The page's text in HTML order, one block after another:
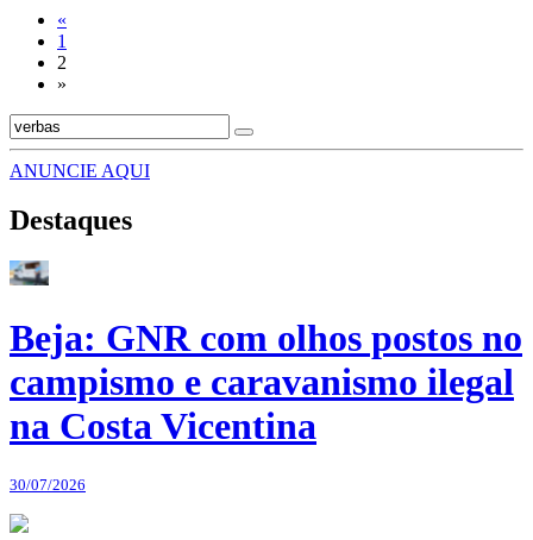
«
1
2
»
ANUNCIE AQUI
Destaques
Beja: GNR com olhos postos no
campismo e caravanismo ilegal
na Costa Vicentina
30/07/2026